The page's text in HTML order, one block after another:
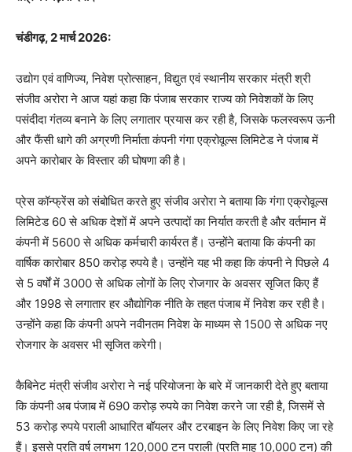
चंडीगढ़, 2 मार्च 2026:
उद्योग एवं वाणिज्य, निवेश प्रोत्साहन, विद्युत एवं स्थानीय सरकार मंत्री श्री
संजीव अरोरा ने आज यहां कहा कि पंजाब सरकार राज्य को निवेशकों के लिए
पसंदीदा गंतव्य बनाने के लिए लगातार प्रयास कर रही है, जिसके फलस्वरूप ऊनी
और फैंसी धागे की अग्रणी निर्माता कंपनी गंगा एक्रोवूल्स लिमिटेड ने पंजाब में
अपने कारोबार के विस्तार की घोषणा की है।
प्रेस कॉन्फ्रेंस को संबोधित करते हुए संजीव अरोरा ने बताया कि गंगा एक्रोवूल्स
लिमिटेड 60 से अधिक देशों में अपने उत्पादों का निर्यात करती है और वर्तमान में
कंपनी में 5600 से अधिक कर्मचारी कार्यरत हैं। उन्होंने बताया कि कंपनी का
वार्षिक कारोबार 850 करोड़ रुपये है। उन्होंने यह भी कहा कि कंपनी ने पिछले 4
से 5 वर्षों में 3000 से अधिक लोगों के लिए रोजगार के अवसर सृजित किए हैं
और 1998 से लगातार हर औद्योगिक नीति के तहत पंजाब में निवेश कर रही है।
उन्होंने कहा कि कंपनी अपने नवीनतम निवेश के माध्यम से 1500 से अधिक नए
रोजगार के अवसर भी सृजित करेगी।
कैबिनेट मंत्री संजीव अरोरा ने नई परियोजना के बारे में जानकारी देते हुए बताया
कि कंपनी अब पंजाब में 690 करोड़ रुपये का निवेश करने जा रही है, जिसमें से
53 करोड़ रुपये पराली आधारित बॉयलर और टरबाइन के लिए निवेश किए जा रहे
हैं। इससे प्रति वर्ष लगभग 120,000 टन पराली (प्रति माह 10,000 टन) की